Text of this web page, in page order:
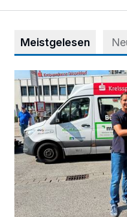
Meistgelesen
Starthilfe für den